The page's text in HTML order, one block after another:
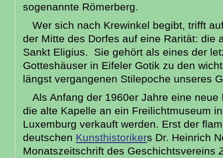
sogenannte Römerberg.
Wer sich nach Krewinkel begibt, trifft
der Mitte des Dorfes auf eine Rarität: die
Sankt Eligius. Sie gehört als eines der
Gotteshäuser in Eifeler Gotik zu den
längst vergangenen Stilepoche unseres
Als Anfang der 1960er Jahre eine
die alte Kapelle an ein Freilichtmuseum
Luxemburg verkauft werden. Erst der
deutschen Kunsthistorikers Dr. Heinrich
Monatszeitschrift des Geschichtsvereins